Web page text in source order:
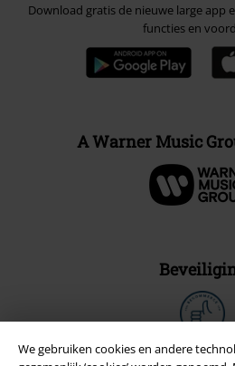
We gebruiken cookies en andere
Download gratis de nieuwe large app
functies en
A Warner Music